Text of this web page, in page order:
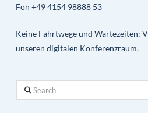
Fon +49 4154 98888 53
Keine Fahrtwege und Wartezeiten:
unseren digitalen Konferenzraum.
Search